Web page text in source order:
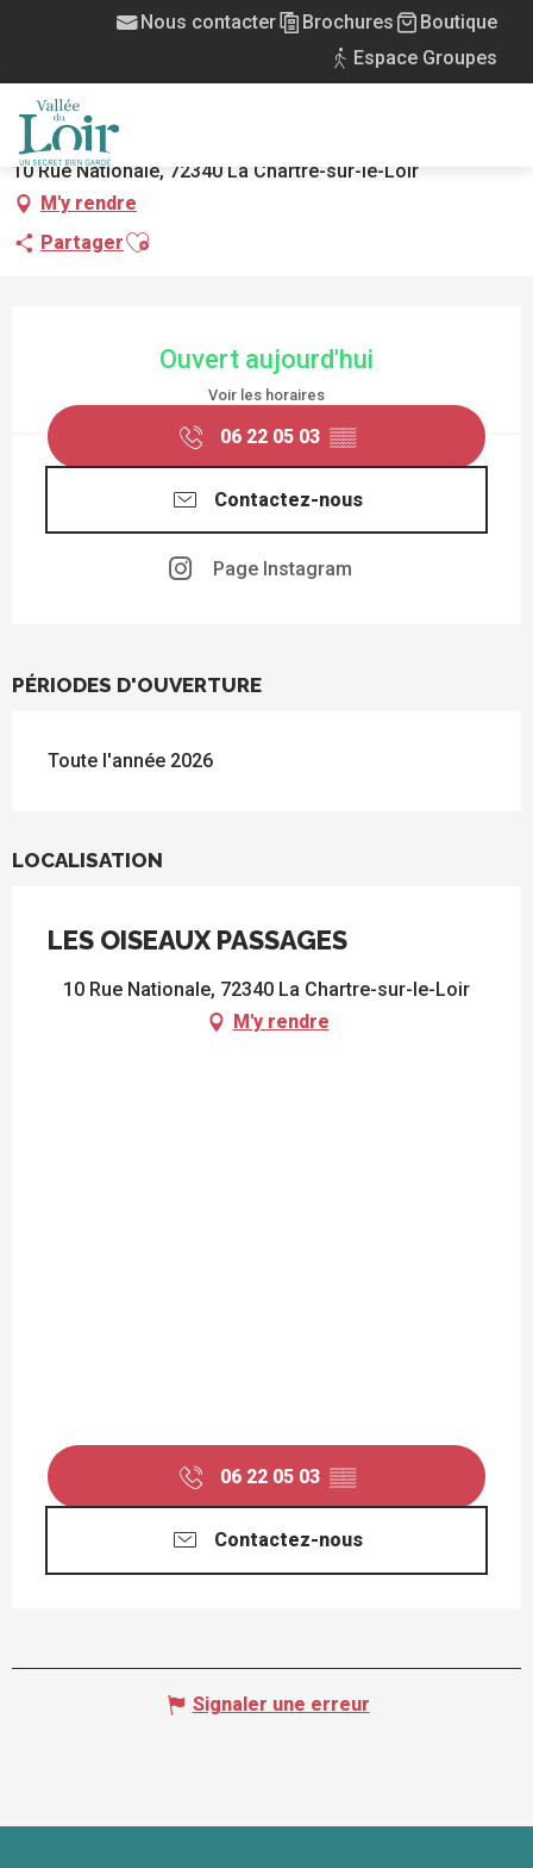
principal
Nous contacter Brochures
Boutique
Espace Groupes
Les oiseaux PasSages
LES OISEAUX PASSAGES
ARTISANAT / ART
10 Rue Nationale, 72340 La Chartre-sur-le-Loir
M'y rendre
PartagerAjouter aux favoris
Ouvert aujourd'hui
Voir les horaires
06 22 05 03 ▒▒
Contactez-nous
Page Instagram
PÉRIODES D'OUVERTURE
Toute l'année 2026
LOCALISATION
LES OISEAUX PASSAGES
10 Rue Nationale, 72340 La Chartre-sur-le-Loir
M'y rendre
06 22 05 03 ▒▒
Contactez-nous
Signaler une erreur